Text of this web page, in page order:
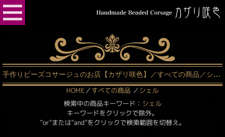
手作りビーズコサージュのお店【カザリ咲色】／すべての商品／シェル（1ページ中1ページ目）
HOME ／すべての商品 ／ シェル
検索中の商品キーワード： シェル
キーワードをクリックで除外。
"or"または"and"をクリックで検索範囲を切替え。